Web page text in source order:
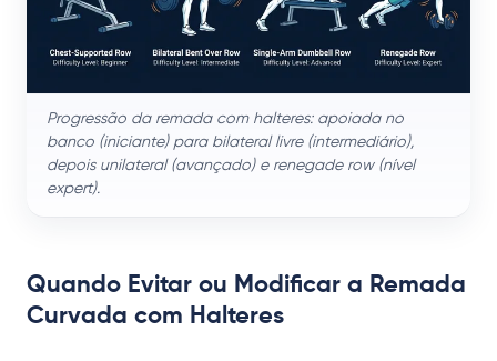
Progressão da remada com halteres: apoiada no
banco (iniciante) para bilateral livre (intermediário),
depois unilateral (avançado) e renegade row (nível
expert).
Quando Evitar ou Modificar a Remada
Curvada com Halteres